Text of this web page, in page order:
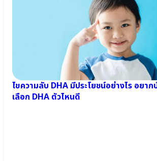
(Prebiotic)
●
เอลเด
ไขความลับ DHA มีประโยชน์อย่างไร อยา
เลือก DHA ตัวไหนดี